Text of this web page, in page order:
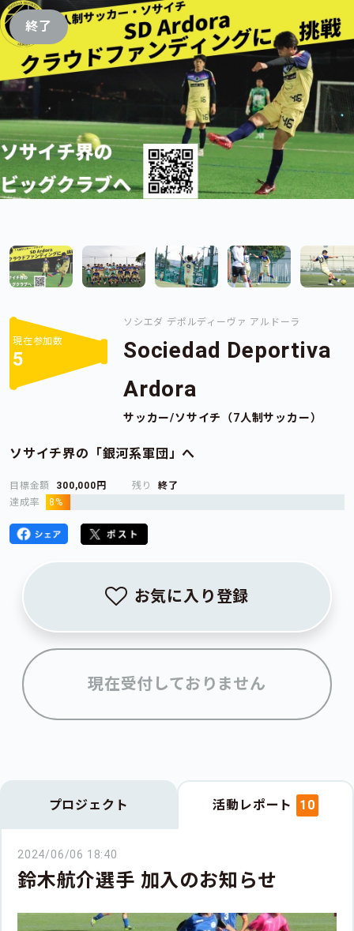
終了
現在参加数
5
ソシエダ デポルディーヴァ アルドーラ
Sociedad Deportiva
Ardora
サッカー/ソサイチ（7人制サッカー）
ソサイチ界の「銀河系軍団」へ
目標金額 300,000円 残り
終了
達成率
8%
お気に入り登録
現在受付しておりません
プロジェクト 活動レポート 10
2024/06/06 18:40
鈴木航介選手 加入のお知らせ